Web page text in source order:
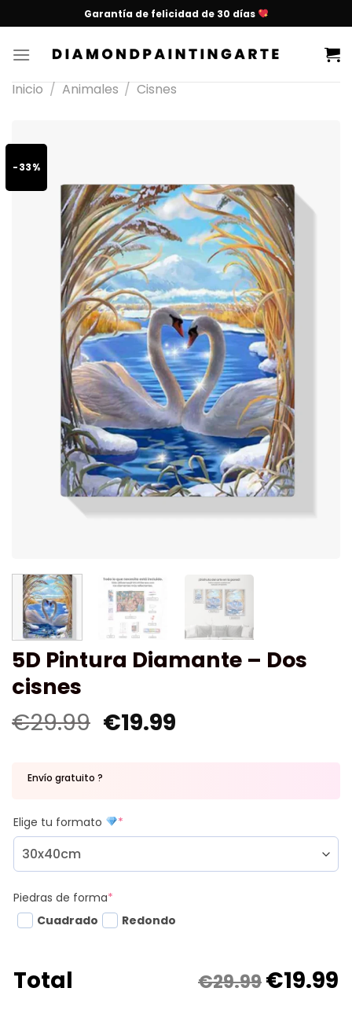
Garantía de felicidad de 30 días
Inicio / Animales / Cisnes
-33%
5D Pintura Diamante – Dos
cisnes
€29.99 €19.99
Envío gratuito ?
Elige tu formato *
Piedras de forma*
Cuadrado
Redondo
Total €29.99€19.99